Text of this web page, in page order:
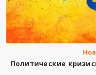
Политические